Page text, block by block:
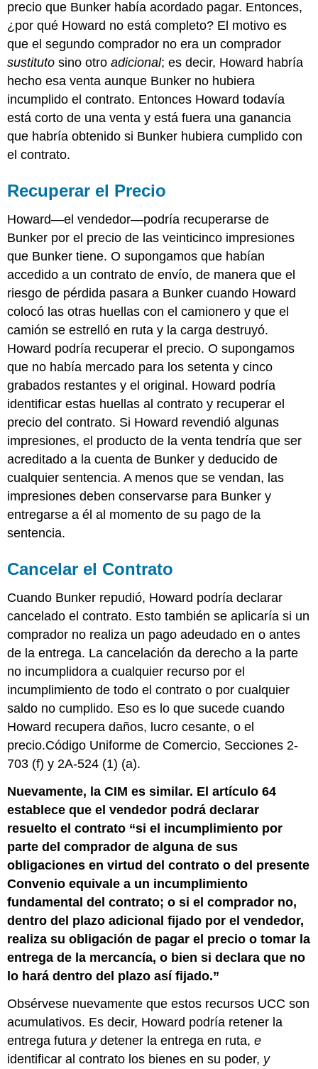
precio que Bunker había acordado pagar. Entonces,
¿por qué Howard no está completo? El motivo es
que el segundo comprador no era un comprador
sustituto sino otroadicional; es decir, Howard habría
hecho esa venta aunque Bunker no hubiera
incumplido el contrato. Entonces Howard todavía
está corto de una venta y está fuera una ganancia
que habría obtenido si Bunker hubiera cumplido con
el contrato.
Recuperar el Precio
Howard—el vendedor—podría recuperarse de
Bunker por el precio de las veinticinco impresiones
que Bunker tiene. O supongamos que habían
accedido a un contrato de envío, de manera que el
riesgo de pérdida pasara a Bunker cuando Howard
colocó las otras huellas con el camionero y que el
camión se estrelló en ruta y la carga destruyó.
Howard podría recuperar el precio. O supongamos
que no había mercado para los setenta y cinco
grabados restantes y el original. Howard podría
identificar estas huellas al contrato y recuperar el
precio del contrato. Si Howard revendió algunas
impresiones, el producto de la venta tendría que ser
acreditado a la cuenta de Bunker y deducido de
cualquier sentencia. A menos que se vendan, las
impresiones deben conservarse para Bunker y
entregarse a él al momento de su pago de la
sentencia.
Cancelar el Contrato
Cuando Bunker repudió, Howard podría declarar
cancelado el contrato. Esto también se aplicaría si un
comprador no realiza un pago adeudado en o antes
de la entrega. La cancelación da derecho a la parte
no incumplidora a cualquier recurso por el
incumplimiento de todo el contrato o por cualquier
saldo no cumplido. Eso es lo que sucede cuando
Howard recupera daños, lucro cesante, o el
precio.Código Uniforme de Comercio, Secciones 2-
703 (f) y 2A-524 (1) (a).
Nuevamente, la CIM es similar. El artículo 64
establece que el vendedor podrá declarar
resuelto el contrato “si el incumplimiento por
parte del comprador de alguna de sus
obligaciones en virtud del contrato o del presente
Convenio equivale a un incumplimiento
fundamental del contrato; o si el comprador no,
dentro del plazo adicional fijado por el vendedor,
realiza su obligación de pagar el precio o tomar la
entrega de la mercancía, o bien si declara que no
lo hará dentro del plazo así fijado.”
Obsérvese nuevamente que estos recursos UCC son
acumulativos. Es decir, Howard podría retener la
entrega futura ydetener la entrega en ruta,e
identificar al contrato los bienes en su poder, y